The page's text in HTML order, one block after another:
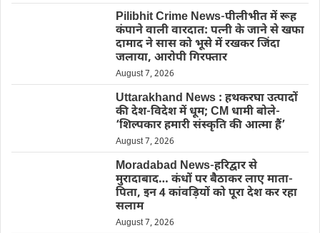
Pilibhit Crime News-पीलीभीत में रूह
कंपाने वाली वारदात: पत्नी के जाने से खफा
दामाद ने सास को भूसे में रखकर जिंदा
जलाया, आरोपी गिरफ्तार
August 7, 2026
Uttarakhand News : हथकरघा उत्पादों
की देश-विदेश में धूम; CM धामी बोले-
‘शिल्पकार हमारी संस्कृति की आत्मा हैं’
August 7, 2026
Moradabad News-हरिद्वार से
मुरादाबाद… कंधों पर बैठाकर लाए माता-
पिता, इन 4 कांवड़ियों को पूरा देश कर रहा
सलाम
August 7, 2026